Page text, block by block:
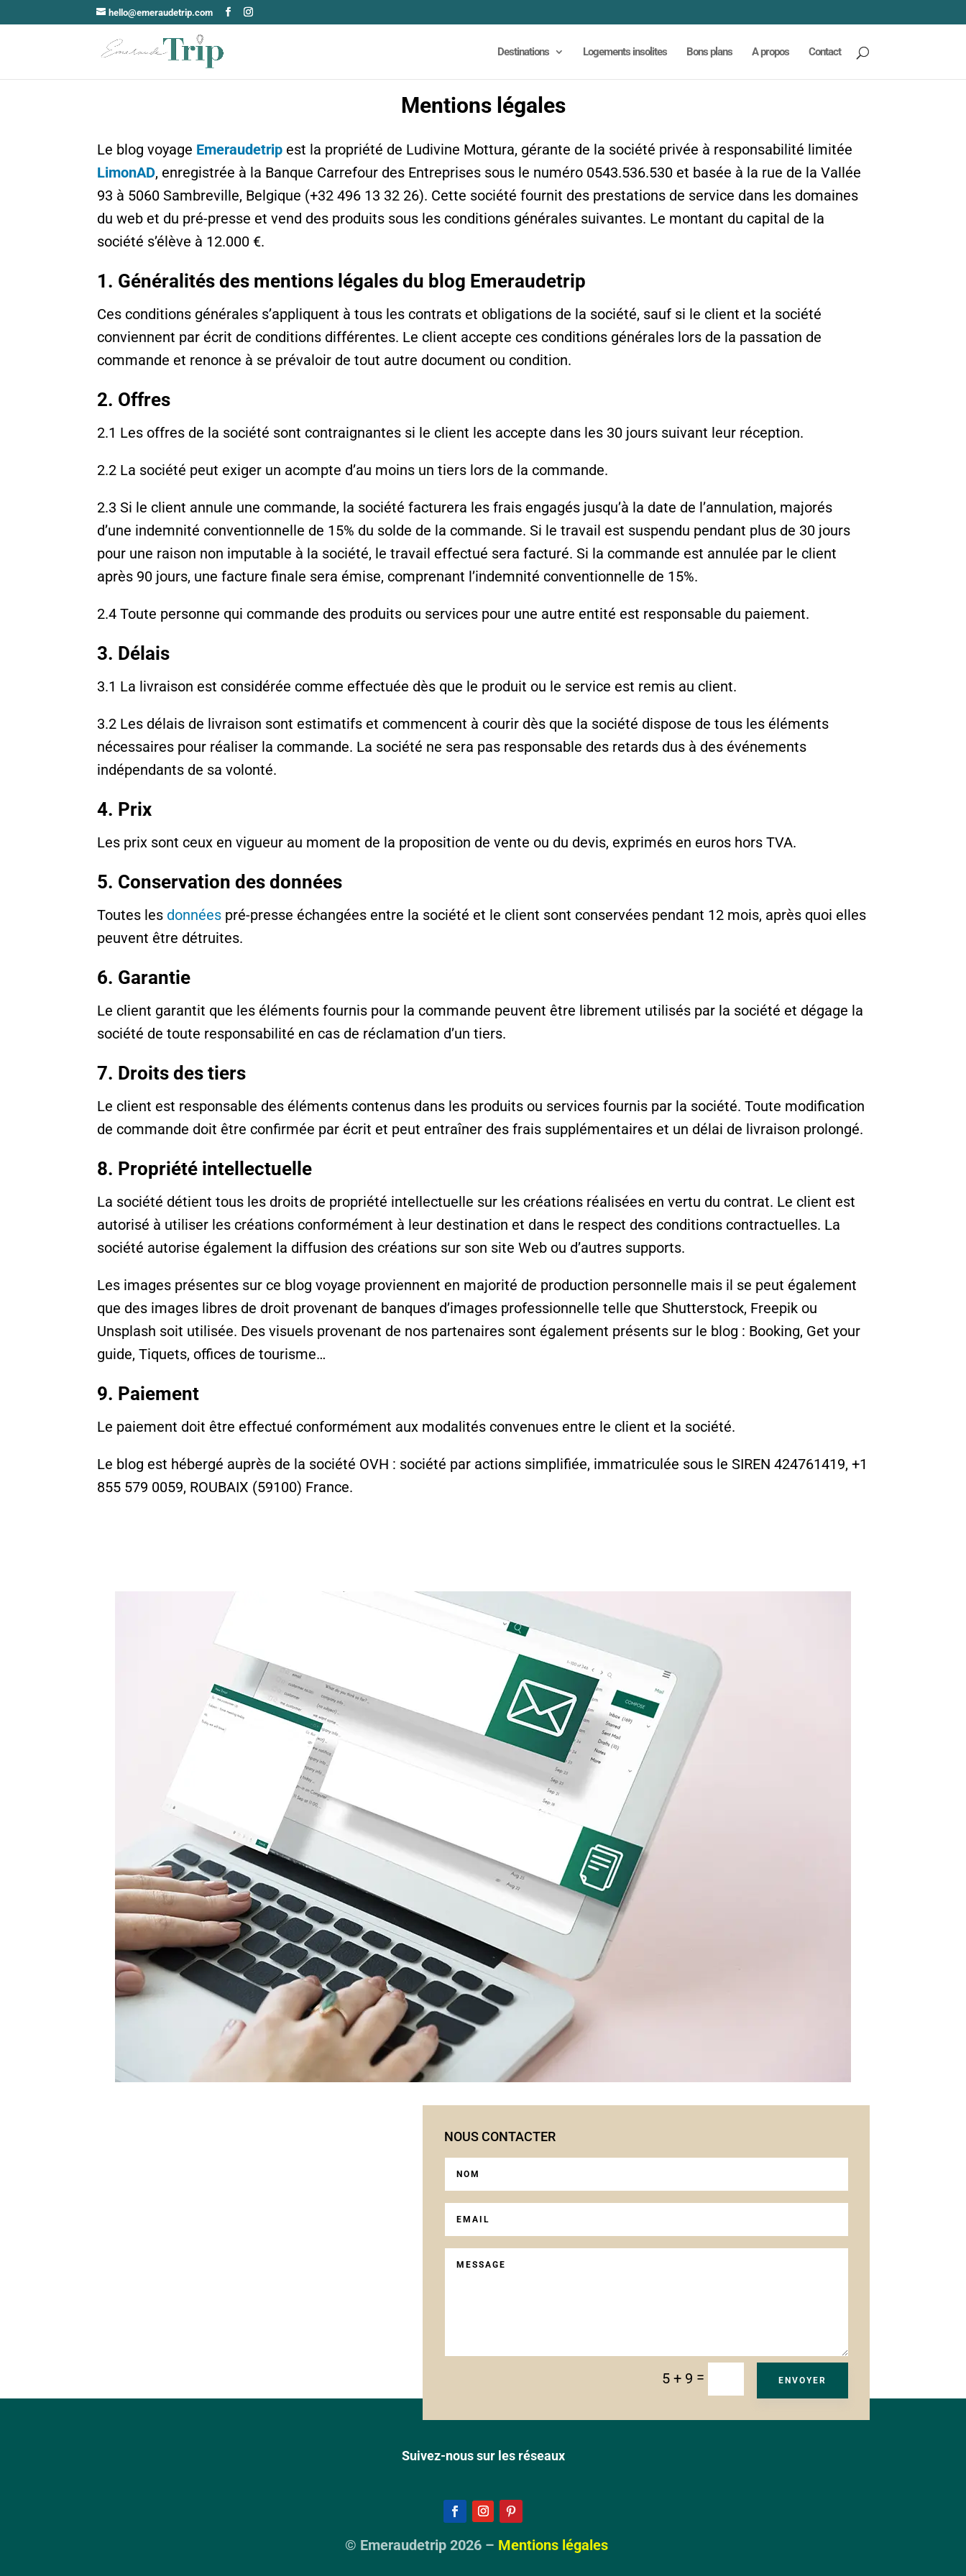
hello@emeraudetrip.com
Destinations Logements insolites Bons plans A propos Contact
Mentions légales
Le blog voyage Emeraudetrip est la propriété de Ludivine Mottura, gérante de la société privée à responsabilité limitée
LimonAD, enregistrée à la Banque Carrefour des Entreprises sous le numéro 0543.536.530 et basée à la rue de la Vallée
93 à 5060 Sambreville, Belgique (+32 496 13 32 26). Cette société fournit des prestations de service dans les domaines
du web et du pré-presse et vend des produits sous les conditions générales suivantes. Le montant du capital de la
société s’élève à 12.000 €.
1. Généralités des mentions légales du blog Emeraudetrip
Ces conditions générales s’appliquent à tous les contrats et obligations de la société, sauf si le client et la société
conviennent par écrit de conditions différentes. Le client accepte ces conditions générales lors de la passation de
commande et renonce à se prévaloir de tout autre document ou condition.
2. Offres
2.1 Les offres de la société sont contraignantes si le client les accepte dans les 30 jours suivant leur réception.
2.2 La société peut exiger un acompte d’au moins un tiers lors de la commande.
2.3 Si le client annule une commande, la société facturera les frais engagés jusqu’à la date de l’annulation, majorés
d’une indemnité conventionnelle de 15% du solde de la commande. Si le travail est suspendu pendant plus de 30 jours
pour une raison non imputable à la société, le travail effectué sera facturé. Si la commande est annulée par le client
après 90 jours, une facture finale sera émise, comprenant l’indemnité conventionnelle de 15%.
2.4 Toute personne qui commande des produits ou services pour une autre entité est responsable du paiement.
3. Délais
3.1 La livraison est considérée comme effectuée dès que le produit ou le service est remis au client.
3.2 Les délais de livraison sont estimatifs et commencent à courir dès que la société dispose de tous les éléments
nécessaires pour réaliser la commande. La société ne sera pas responsable des retards dus à des événements
indépendants de sa volonté.
4. Prix
Les prix sont ceux en vigueur au moment de la proposition de vente ou du devis, exprimés en euros hors TVA.
5. Conservation des données
Toutes les données pré-presse échangées entre la société et le client sont conservées pendant 12 mois, après quoi elles
peuvent être détruites.
6. Garantie
Le client garantit que les éléments fournis pour la commande peuvent être librement utilisés par la société et dégage la
société de toute responsabilité en cas de réclamation d’un tiers.
7. Droits des tiers
Le client est responsable des éléments contenus dans les produits ou services fournis par la société. Toute modification
de commande doit être confirmée par écrit et peut entraîner des frais supplémentaires et un délai de livraison prolongé.
8. Propriété intellectuelle
La société détient tous les droits de propriété intellectuelle sur les créations réalisées en vertu du contrat. Le client est
autorisé à utiliser les créations conformément à leur destination et dans le respect des conditions contractuelles. La
société autorise également la diffusion des créations sur son site Web ou d’autres supports.
Les images présentes sur ce blog voyage proviennent en majorité de production personnelle mais il se peut également
que des images libres de droit provenant de banques d’images professionnelle telle que Shutterstock, Freepik ou
Unsplash soit utilisée. Des visuels provenant de nos partenaires sont également présents sur le blog : Booking, Get your
guide, Tiquets, offices de tourisme…
9. Paiement
Le paiement doit être effectué conformément aux modalités convenues entre le client et la société.
Le blog est hébergé auprès de la société OVH : société par actions simplifiée, immatriculée sous le SIREN 424761419,+1
855 579 0059, ROUBAIX (59100) France.
NOUS CONTACTER
5 + 9 = ENVOYER
Suivez-nous sur les réseaux
© Emeraudetrip 2026 – Mentions légales